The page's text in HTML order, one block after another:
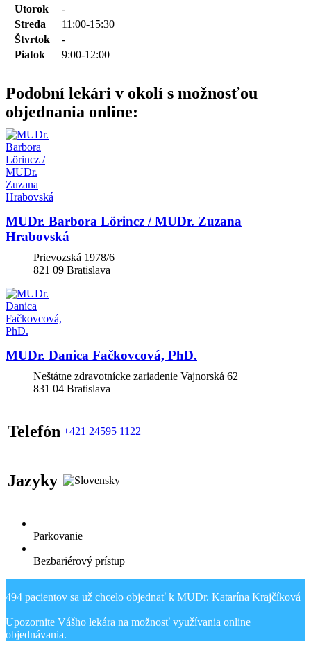
Utorok
-
Streda
11:00-15:30
Štvrtok
-
Piatok
9:00-12:00
Podobní lekári v okolí s možnosťou
objednania online:
MUDr. Barbora Lörincz / MUDr. Zuzana
Hrabovská
Prievozská 1978/6
821 09 Bratislava
MUDr. Danica Fačkovcová, PhD.
Neštátne zdravotnícke zariadenie Vajnorská 62
831 04 Bratislava
Telefón +421 24595 1122
Jazyky
Parkovanie
Bezbariérový prístup
494 pacientov sa už chcelo objednať k MUDr. Katarína Krajčíková
Upozornite Vášho lekára na možnosť využívania online